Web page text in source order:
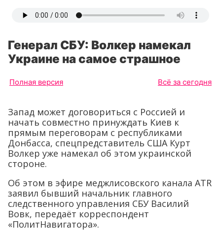
Генерал СБУ: Волкер намекал
Украине на самое страшное
Полная версия Всё за сегодня
Запад может договориться с Россией и
начать совместно принуждать Киев к
прямым переговорам с республиками
Донбасса, спецпредставитель США Курт
Волкер уже намекал об этом украинской
стороне.
Об этом в эфире меджлисовского канала ATR
заявил бывший начальник главного
следственного управления СБУ Василий
Вовк, передаёт корреспондент
«ПолитНавигатора».